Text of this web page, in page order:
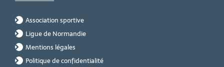
Association sportive
Ligue de Normandie
Mentions légales
Politique de confidentialité